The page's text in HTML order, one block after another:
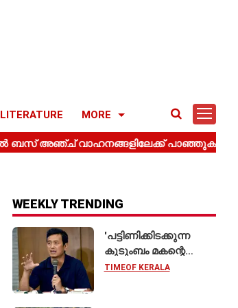
LITERATURE MORE
WEEKLY TRENDING
'പട്ടിണിക്കിടക്കുന്ന
കുടുംബം മകന്റെ
വിവാഹത്തിന് ഷാരൂഖ്
TIMEOF KERALA